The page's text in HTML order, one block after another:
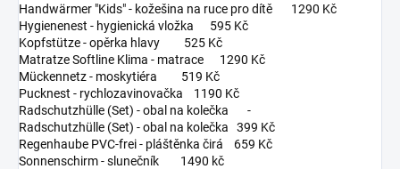
Handwärmer "Kids" - kožešina na ruce pro dítě 1290 Kč
Hygienenest - hygienická vložka 595 Kč
Kopfstütze - opěrka hlavy 525 Kč
Matratze Softline Klima - matrace 1290 Kč
Mückennetz - moskytiéra 519 Kč
Pucknest - rychlozavinovačka 1190 Kč
Radschutzhülle (Set) - obal na kolečka -
Radschutzhülle (Set) - obal na kolečka 399 Kč
Regenhaube PVC-frei - pláštěnka čirá 659 Kč
Sonnenschirm - slunečník 1490 kč